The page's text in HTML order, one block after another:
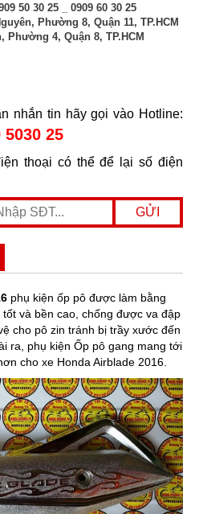
50 30 25 _ 0909 60 30 25
Phường 8, Quận 11, TP.HCM
Phường 4, Quận 8, TP.HCM
nhắn tin hãy gọi vào Hotline:
5030 25
thoại có thể để lại số điện
phụ kiện ốp pô được làm bằng
và bền cao, chống được va đập
cho pô zin tránh bị trầy xước đến
ra, phụ kiện Ốp pô gang mang tới
cho xe Honda Airblade 2016.